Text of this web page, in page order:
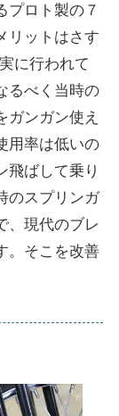
プロト製の７
リットはさす
に行われて
るべく当時の
ガンガン使え
用率は低いの
飛ばして乗り
のスプリンガ
、現代のブレ
。そこを改善